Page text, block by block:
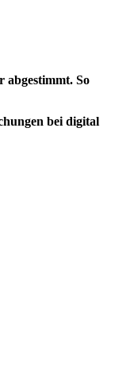
abgestimmt. So
bei digital